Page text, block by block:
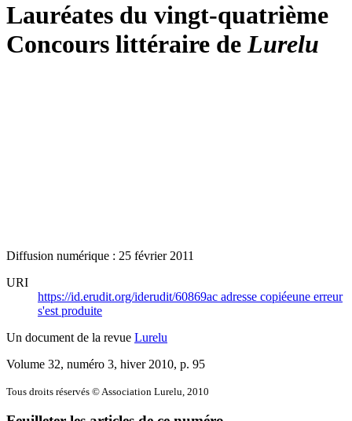
Lauréates du vingt-quatrième
Concours littéraire de Lurelu
Diffusion numérique : 25 février 2011
URI
https://id.erudit.org/iderudit/60869ac adresse copiéeune erreur
s'est produite
Un document de la revue Lurelu
Volume 32, numéro 3, hiver 2010, p. 95
Tous droits réservés © Association Lurelu, 2010